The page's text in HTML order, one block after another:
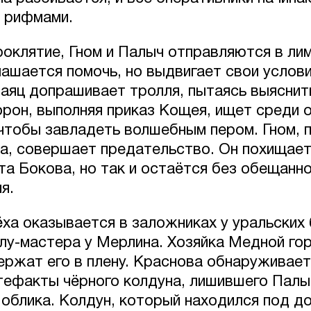
рифмами.
Гном и Палыч отправляются в
помочь, но выдвигает свои
допрашивает тролля, пытаясь
выполняя приказ Кощея, ищет среди
завладеть волшебным пером. Гном,
совершает предательство. Он
Бокова, но так и остаётся без
оказывается в заложниках у уральских
мастера у Мерлина. Хозяйка Медной
его в плену. Краснова
чёрного колдуна, лишившего
облика. Колдун, который находился под